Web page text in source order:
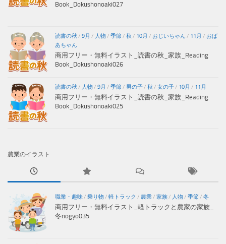
Book_Dokushonoaki027
読書の秋 / 9月 / 人物/ 季節/ 秋 / 10月 / おじいちゃん / 11月 / おば
あちゃん
商用フリー・無料イラスト_読書の秋_家族_Reading
Book_Dokushonoaki026
読書の秋 / 人物/ 9月 / 季節/ 男の子/ 秋 / 女の子/ 10月 / 11月
商用フリー・無料イラスト_読書の秋_家族_Reading
Book_Dokushonoaki025
農業のイラスト
職業・趣味/ 乗り物/ 軽トラック / 農業/ 家族/ 人物/ 季節/ 冬
商用フリー・無料イラスト_軽トラックと農家の家族_
冬nogyo035